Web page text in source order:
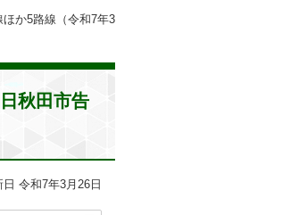
か5路線（令和7年3
秋田市告
令和7年3月26日